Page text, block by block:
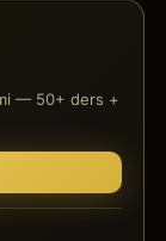
— 50+ ders +